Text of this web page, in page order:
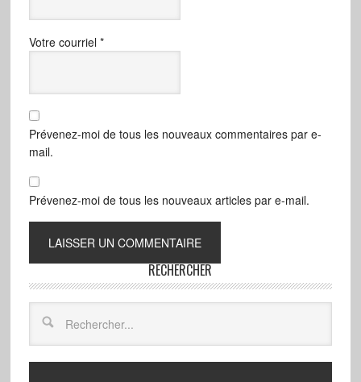
Votre courriel *
Prévenez-moi de tous les nouveaux commentaires par e-
mail.
Prévenez-moi de tous les nouveaux articles par e-mail.
RECHERCHER